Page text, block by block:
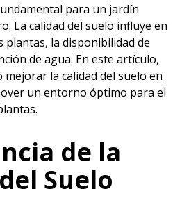
para un jardín
La calidad del suelo influye en
plantas, la disponibilidad de
de agua. En este artículo,
la calidad del suelo en
un entorno óptimo para el
de la
Suelo